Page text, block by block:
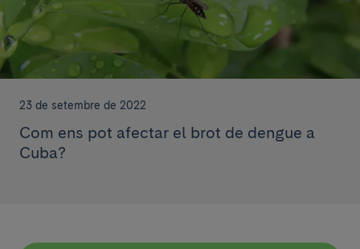
23 de setembre de 2022
Com ens pot afectar el brot de dengue a
Cuba?